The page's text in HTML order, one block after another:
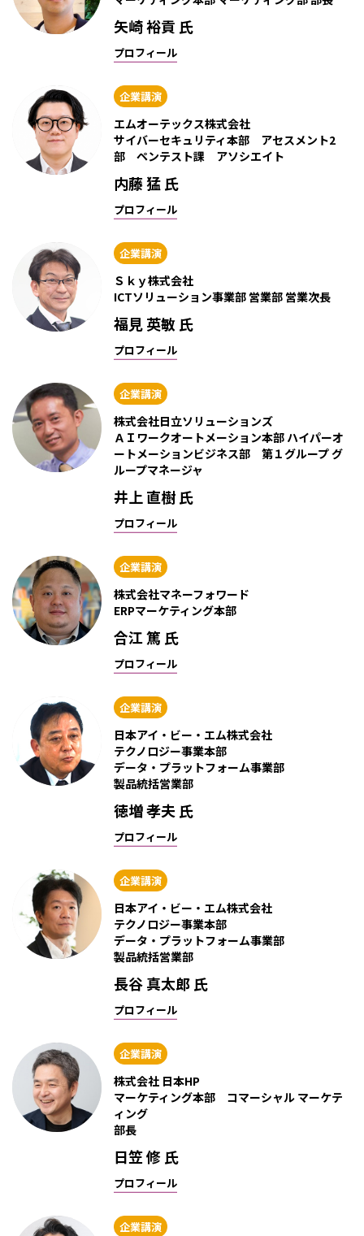
矢崎 裕貢 氏
プロフィール
企業講演
エムオーテックス株式会社
サイバーセキュリティ本部 アセスメント2
部 ペンテスト課 アソシエイト
内藤 猛 氏
プロフィール
企業講演
Ｓｋｙ株式会社
ICTソリューション事業部 営業部 営業次長
福見 英敏 氏
プロフィール
企業講演
株式会社日立ソリューションズ
ＡＩワークオートメーション本部 ハイパーオ
ートメーションビジネス部 第１グループ グ
ループマネージャ
井上 直樹 氏
プロフィール
企業講演
株式会社マネーフォワード
ERPマーケティング本部
合江 篤 氏
プロフィール
企業講演
日本アイ・ビー・エム株式会社
テクノロジー事業本部
データ・プラットフォーム事業部
製品統括営業部
徳増 孝夫 氏
プロフィール
企業講演
日本アイ・ビー・エム株式会社
テクノロジー事業本部
データ・プラットフォーム事業部
製品統括営業部
長谷 真太郎 氏
プロフィール
企業講演
株式会社 日本HP
マーケティング本部 コマーシャル マーケテ
ィング
部長
日笠 修 氏
プロフィール
企業講演